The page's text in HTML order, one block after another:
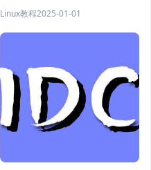
Linux教程2025-01-01